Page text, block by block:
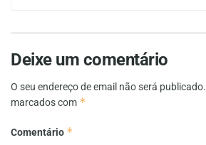
Deixe um comentário
O seu endereço de email não será publicado.
marcados com *
Comentário *